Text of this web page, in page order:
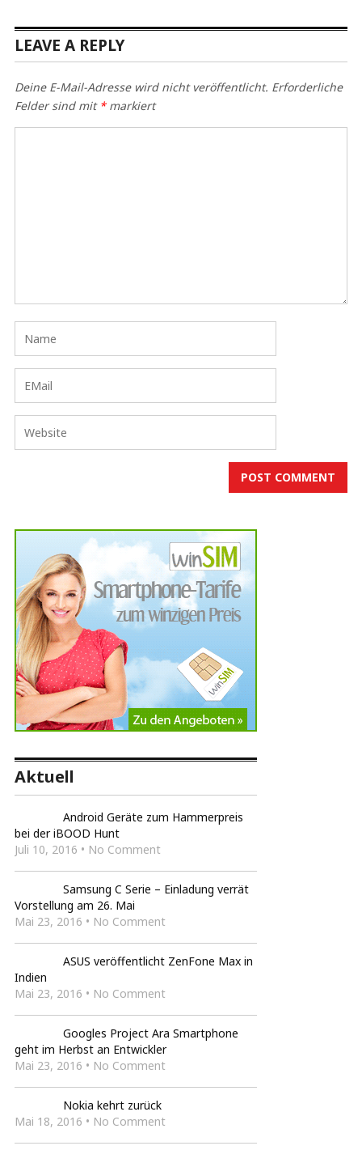
LEAVE A REPLY
Deine E-Mail-Adresse wird nicht veröffentlicht. Erforderliche
Felder sind mit *markiert
Aktuell
Android Geräte zum Hammerpreis
bei der iBOOD Hunt
Juli 10, 2016 • No Comment
Samsung C Serie – Einladung verrät
Vorstellung am 26. Mai
Mai 23, 2016 • No Comment
ASUS veröffentlicht ZenFone Max in
Indien
Mai 23, 2016 • No Comment
Googles Project Ara Smartphone
geht im Herbst an Entwickler
Mai 23, 2016 • No Comment
Nokia kehrt zurück
Mai 18, 2016 • No Comment